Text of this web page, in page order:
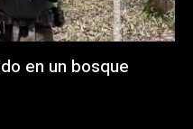
en un bosque